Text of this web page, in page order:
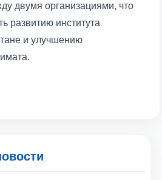
двумя организациями, что
развитию института
и улучшению